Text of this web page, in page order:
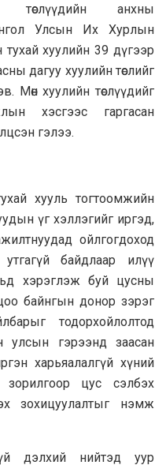
төслүүдийн анхны
Улсын Их Хурлын
хуулийн 39 дүгээр
дагуу хуулийн төслийг
Мөн хуулийн төслүүдийг
хэсгээс гаргасан
гэлээ.
хууль тогтоомжийн
үг хэллэгийг иргэд,
ойлгогдоход
байдлаар илүү
хэрэглэж буй цусны
байнгын донор зэрэг
тодорхойлолтод
гэрээнд заасан
харьяалалгүй хүний
цус сэлбэх
зохицуулалтыг нэмж
дэлхий нийтэд уур